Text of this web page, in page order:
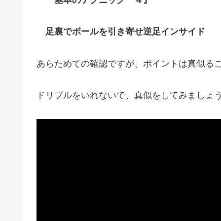
足裏でボールを引き寄せ逆足インサイド
あらためての確認ですが、ポイントは真似る
ドリブルをいれないで、真似をしてみましょう